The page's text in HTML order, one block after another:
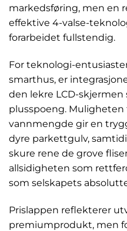
markedsføring, men en
effektive 4-valse-
forarbeidet fullstendig.
For teknologi-
smarthus, er
den lekre LCD-
plusspoeng. Muligheten
vannmengde gir en
dyre parkettgulv,
skure rene de grove
allsidigheten som
som selskapets
Prislappen reflekterer
premiumprodukt, men